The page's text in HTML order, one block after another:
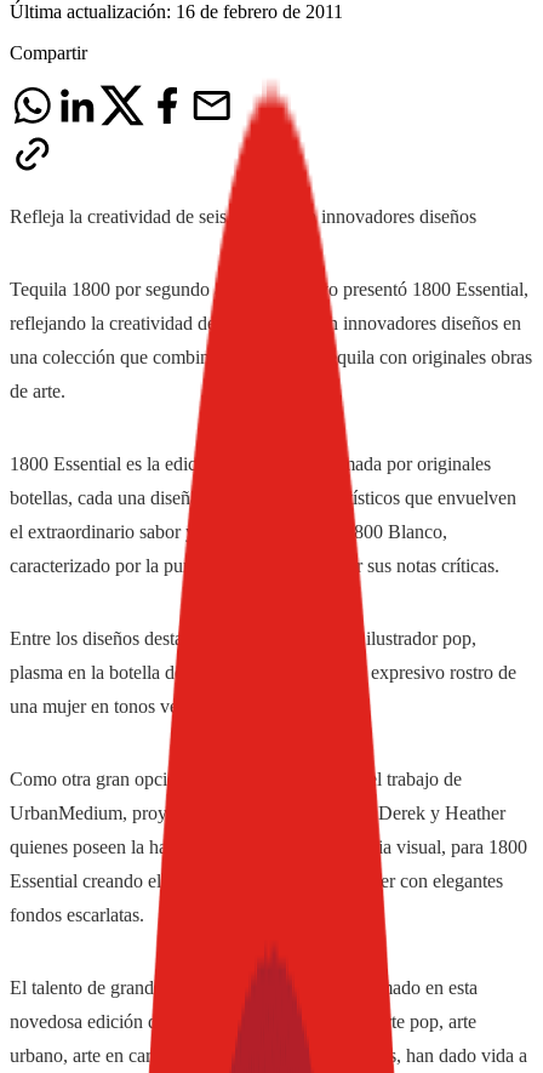
Última actualización: 16 de febrero de 2011
Compartir
Refleja la creatividad de seis artistas con innovadores diseños
Tequila 1800 por segundo año consecutivo presentó 1800 Essential,
reflejando la creatividad de seis artistas con innovadores diseños en
una colección que combina un excelente tequila con originales obras
de arte.
1800 Essential es la edición limitada conformada por originales
botellas, cada una diseñada con esquemas artísticos que envuelven
el extraordinario sabor y calidad de Tequila 1800 Blanco,
caracterizado por la pureza de su líquido y por sus notas críticas.
Entre los diseños destaca el de Jorge Alderete, ilustrador pop,
plasma en la botella de Tequila 1800 Blanco el expresivo rostro de
una mujer en tonos verdes y rojos.
Como otra gran opción de detalle se encuentra el trabajo de
UrbanMedium, proyecto a dúo conformado por Derek y Heather
quienes poseen la habilidad de generar una delicia visual, para 1800
Essential creando el diseño de una estilizada mujer con elegantes
fondos escarlatas.
El talento de grandes mentes creativas se ha plasmado en esta
novedosa edición de Tequila 1800; creativos de arte pop, arte
urbano, arte en caricaturas, surrealismo, entre otros, han dado vida a